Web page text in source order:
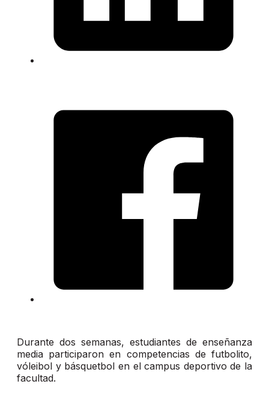
Durante dos semanas, estudiantes de enseñanza
media participaron en competencias de futbolito,
vóleibol y básquetbol en el campus deportivo de la
facultad.